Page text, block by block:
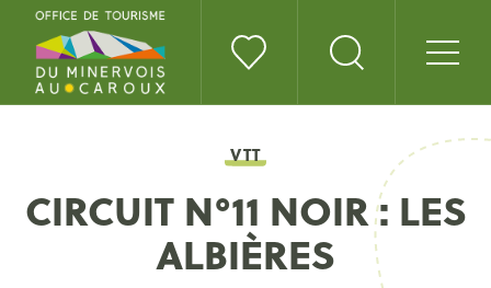
VTT
CIRCUIT N°11 NOIR : LES
ALBIÈRES